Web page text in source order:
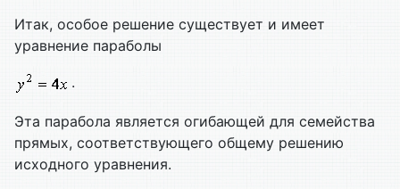
Итак, особое решение существует и имеет
уравнение параболы
.
Эта парабола является огибающей для семейства
прямых, соответствующего общему решению
исходного уравнения.